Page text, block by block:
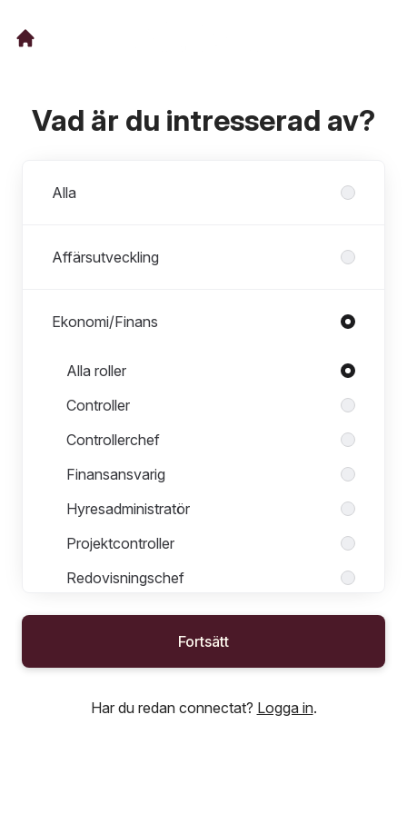
Vad är du intresserad av?
Alla
Affärsutveckling
Ekonomi/Finans
Roller i Ekonomi/Finans
Alla roller
Controller
Controllerchef
Finansansvarig
Hyresadministratör
Projektcontroller
Redovisningschef
Redovisningsekonom
Fortsätt
Har du redan connectat? Logga in.